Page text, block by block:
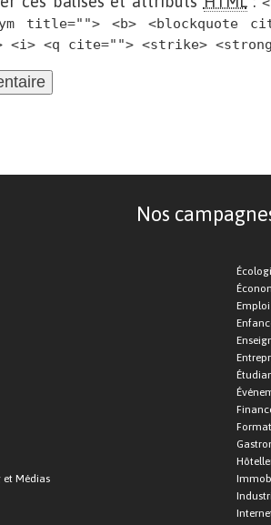
title=""> <b> <blockquote
<i> <q cite=""> <strike>
Nos
Médias
Emploi